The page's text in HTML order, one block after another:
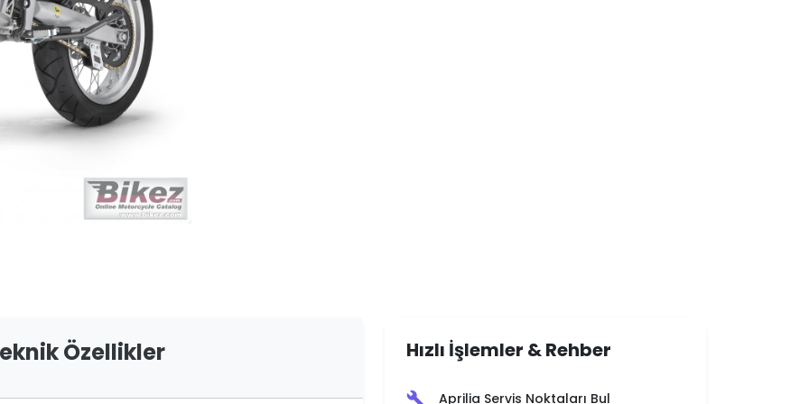
Özellikler Hızlı İşlemler & Rehber
build Aprilia Servis Noktaları Bul